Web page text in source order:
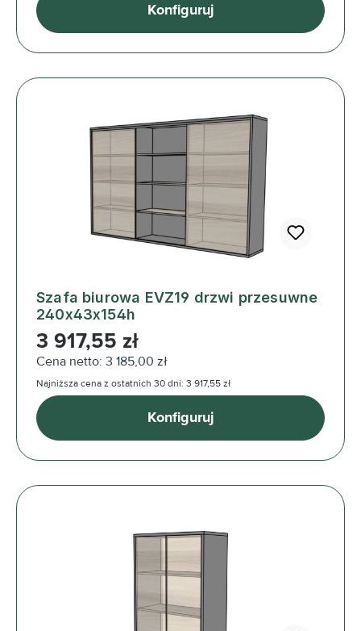
Konfiguruj
Szafa biurowa EVZ19 drzwi przesuwne
240x43x154h
Cena regularna:
3 917,55 zł
Cena netto: 3 185,00 zł
Najniższa cena z ostatnich 30 dni: 3 917,55 zł
Konfiguruj